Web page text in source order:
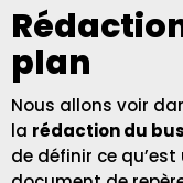
plan
Nous allons voir
la rédaction du
de définir ce qu’est